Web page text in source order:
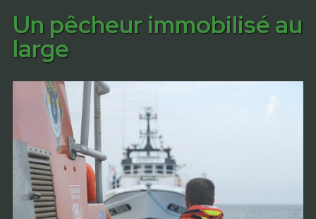
Un pêcheur immobilisé au
large